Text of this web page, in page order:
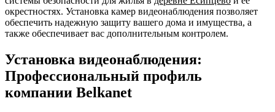
окрестностях. Установка камер видеонаблюдения позволяет
обеспечить надежную защиту вашего дома и имущества, а
также обеспечивает вас дополнительным контролем.
Установка видеонаблюдения:
Профессиональный профиль
компании Belkanet